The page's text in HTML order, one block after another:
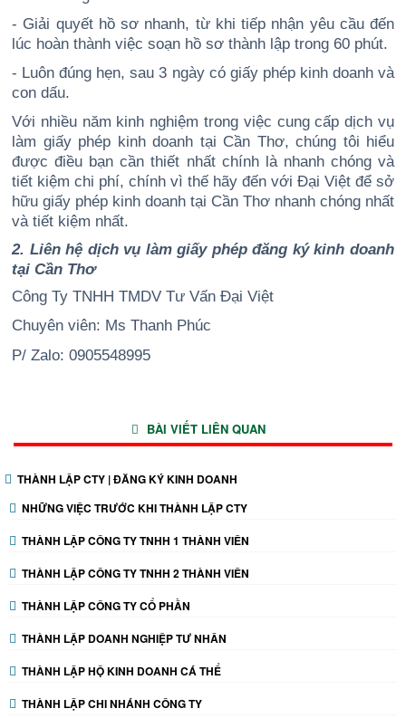
- Giải quyết hồ sơ nhanh, từ khi tiếp nhận yêu cầu đến
lúc hoàn thành việc soạn hồ sơ thành lập trong 60 phút.
- Luôn đúng hẹn, sau 3 ngày có giấy phép kinh doanh và
con dấu.
Với nhiều năm kinh nghiệm trong việc cung cấp dịch vụ
làm giấy phép kinh doanh tại Cần Thơ, chúng tôi hiểu
được điều bạn cần thiết nhất chính là nhanh chóng và
tiết kiệm chi phí, chính vì thế hãy đến với Đại Việt để sở
hữu giấy phép kinh doanh tại Cần Thơ nhanh chóng nhất
và tiết kiệm nhất.
2. Liên hệ dịch vụ làm giấy phép đăng ký kinh doanh
tại Cần Thơ
Công Ty TNHH TMDV Tư Vấn Đại Việt
Chuyên viên: Ms Thanh Phúc
P/ Zalo: 0905548995
BÀI VIẾT LIÊN QUAN
THÀNH LẬP CTY | ĐĂNG KÝ KINH DOANH
NHỮNG VIỆC TRƯỚC KHI THÀNH LẬP CTY
THÀNH LẬP CÔNG TY TNHH 1 THÀNH VIÊN
THÀNH LẬP CÔNG TY TNHH 2 THÀNH VIÊN
THÀNH LẬP CÔNG TY CỔ PHẦN
THÀNH LẬP DOANH NGHIỆP TƯ NHÂN
THÀNH LẬP HỘ KINH DOANH CÁ THỂ
THÀNH LẬP CHI NHÁNH CÔNG TY